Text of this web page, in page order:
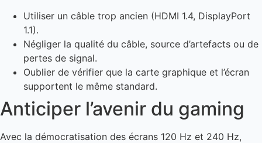
Utiliser un câble trop ancien (HDMI 1.4, DisplayPort
1.1).
Négliger la qualité du câble, source d’artefacts ou de
pertes de signal.
Oublier de vérifier que la carte graphique et l’écran
supportent le même standard.
Anticiper l’avenir du gaming
Avec la démocratisation des écrans 120 Hz et 240 Hz,